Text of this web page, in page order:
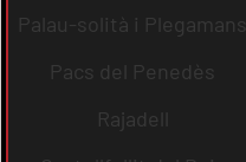
Palau-solità i Plegamans
Pacs del Penedès
Rajadell